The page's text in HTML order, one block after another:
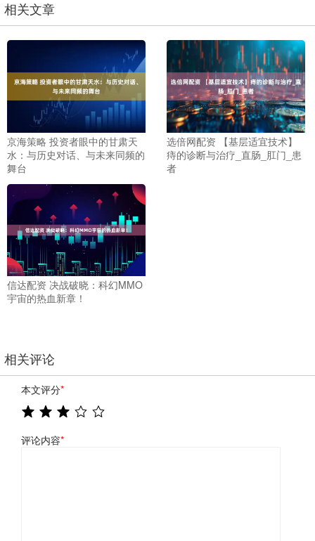
相关文章
京海策略 投资者眼中的甘肃天
水：与历史对话、与未来同频的
舞台
选倍网配资 【基层适宜技术】
痔的诊断与治疗_直肠_肛门_患
者
信达配资 决战破晓：科幻MMO
宇宙的热血新章！
相关评论
本文评分*
评论内容*